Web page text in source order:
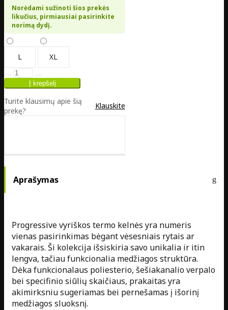
Norėdami sužinoti šios prekės
likučius, pirmiausiai pasirinkite
norimą dydį.
L XL
Turite klausimų apie šią
prekę?
Klauskite
Aprašymas
Progressive vyriškos termo kelnės yra numeris
vienas pasirinkimas bėgant vėsesniais rytais ar
vakarais. Ši kolekcija išsiskiria savo unikalia ir itin
lengva, tačiau funkcionalia medžiagos struktūra.
Dėka funkcionalaus poliesterio, šešiakanalio verpalo
bei specifinio siūlių skaičiaus, prakaitas yra
akimirksniu sugeriamas bei pernešamas į išorinį
medžiagos sluoksnį.